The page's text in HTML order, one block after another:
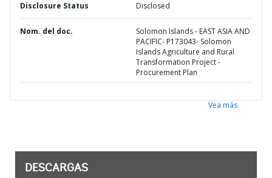
Disclosure Status Disclosed
Nom. del doc.
Solomon Islands - EAST ASIA AND
PACIFIC- P173043- Solomon
Islands Agriculture and Rural
Transformation Project -
Procurement Plan
Vea más
DESCARGAS